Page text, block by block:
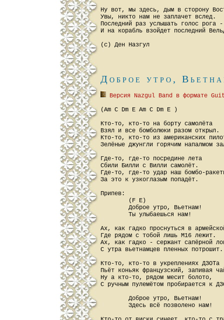
Ну вот, мы здесь, дым в сторону
Увы, никто нам не заплачет вслед.
Последний раз услышать голос рога -
И на корабль взойдет последний
Доброе утро,
Версия Nazgul Band в формате
(Am C Dm E Am C Dm E )
Кто-то, кто-то на борту самолёта
Взял и все бомболюки разом открыл.
Кто-то, кто-то из американских
Зелёные джунгли горячим напалмом
Где-то, где-то посредине лета
Сбили Билли с Вилли самолёт.
Где-то, где-то удар наш бомбо-
За это к узкоглазым попадёт.
Припев:
        (F E)
        Доброе утро, Вьетнам!
        Ты улыбаешься нам!
Ах, как гадко проснуться в
Где рядом с тобой лишь М16 лежит.
Ах, как гадко - сержант сапёрной
С утра вьетнамцев пленных потрошит.
Кто-то, кто-то в укреплениях ДЗОТа
Пьёт коньяк французский, запивая
Ну а кто-то, рядом месит болото,
С ручным пулемётом пробирается к
        Доброе утро, Вьетнам!
        Здесь всё позволено нам!